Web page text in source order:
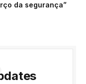
da segurança”